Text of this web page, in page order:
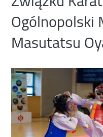
Ogólnopolski
Masutatsu